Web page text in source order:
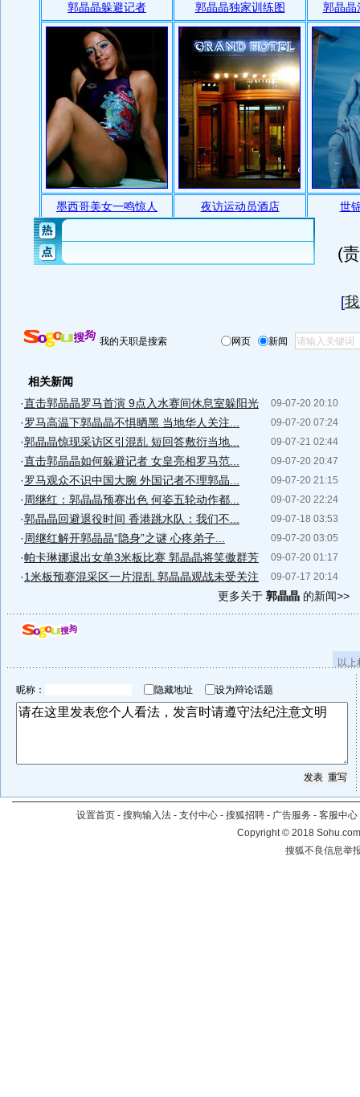
(
[
我的天职是搜索 网页 新闻
相关新闻
09-07-20 20:10
·直击郭晶晶罗马首演 9点入水赛间休息室躲阳光
09-07-20 07:24
·罗马高温下郭晶晶不惧晒黑 当地华人关注...
09-07-21 02:44
·郭晶晶惊现采访区引混乱 短回答敷衍当地...
09-07-20 20:47
·直击郭晶晶如何躲避记者 女皇亮相罗马范...
09-07-20 21:15
·罗马观众不识中国大腕 外国记者不理郭晶...
09-07-20 22:24
· 周继红：郭晶晶预赛出色 何姿五轮动作都...
09-07-18 03:53
·郭晶晶回避退役时间 香港跳水队：我们不...
09-07-20 03:05
· 周继红解开郭晶晶“隐身”之谜 心疼弟子...
09-07-20 01:17
·帕卡琳娜退出女单3米板比赛 郭晶晶将笑傲群芳
09-07-17 20:14
·1米板预赛混采区一片混乱 郭晶晶观战未受关注
更多关于 郭晶晶 的新闻>>
以
昵称： 隐藏地址 设为辩论话题
设置首页 - 搜狗输入法 - 支付中心 - 搜狐招聘 - 广告服务 - 客服中心
Copyright©2018
搜狐不良信息举